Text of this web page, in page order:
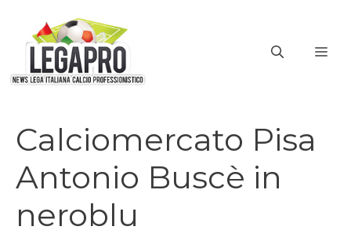
contenuto
Calciomercato Pisa
Antonio Buscè in
neroblu